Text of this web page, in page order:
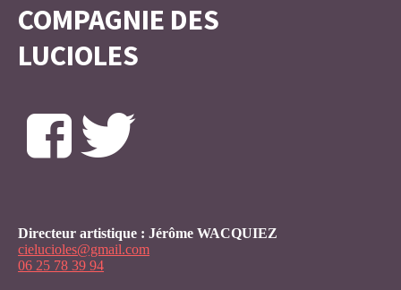
COMPAGNIE DES
LUCIOLES
Directeur artistique : Jérôme WACQUIEZ
cielucioles@gmail.com
06 25 78 39 94